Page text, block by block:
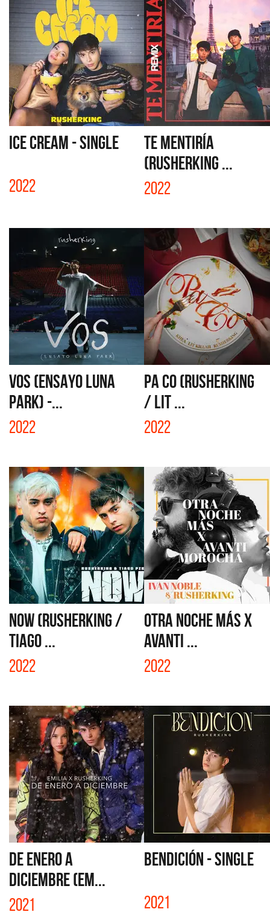
ICE CREAM - SINGLE
2022
TE MENTIRÍA
(RUSHERKING ...
2022
VOS (ENSAYO LUNA
PARK) -...
2022
PA CO (RUSHERKING
/ LIT ...
2022
NOW (RUSHERKING /
TIAGO ...
2022
OTRA NOCHE MÁS X
AVANTI ...
2022
DE ENERO A
DICIEMBRE (EM...
2021
BENDICIÓN - SINGLE
2021